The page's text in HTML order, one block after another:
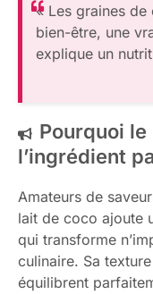
« Les graines de
bien-être, une
explique un
Pourquoi
l’ingrédient
Amateurs de
lait de coco ajoute
qui transforme
culinaire. Sa
équilibrent